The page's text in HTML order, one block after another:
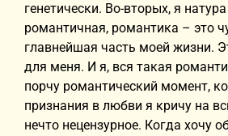
генетически. Во-вторых, я
романтичная, романтика – это
главнейшая часть моей жизни.
для меня. И я, вся такая
порчу романтический момент,
признания в любви я кричу на
нечто нецензурное. Когда хочу